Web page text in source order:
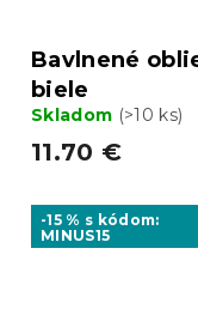
Bavlnené
biele
Skladom (>10 ks)
11.70 €
-15 % s kódom:
MINUS15